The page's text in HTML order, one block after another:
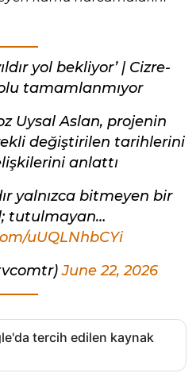
yol bekliyor’ | Cizre-
tamamlanmıyor
Uysal Aslan, projenin
değiştirilen tarihlerini
anlattı
yalnızca bitmeyen bir
tutulmayan…
uUQLNhbCYi
June 22, 2026
tercih edilen kaynak